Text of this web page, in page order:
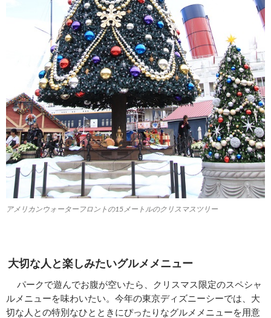
アメリカンウォーターフロントの15メートルのクリスマスツリー
大切な人と楽しみたいグルメメニュー
パークで遊んでお腹が空いたら、クリスマス限定のスペシャ
ルメニューを味わいたい。今年の東京ディズニーシーでは、大
切な人との特別なひとときにぴったりなグルメメニューを用意